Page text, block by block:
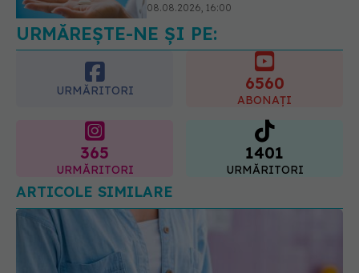
08.08.2026, 20:00
URMĂREȘTE-NE ȘI PE:
URMĂRITORI 6560
ABONAȚI
365
URMĂRITORI
1401
URMĂRITORI
ARTICOLE SIMILARE